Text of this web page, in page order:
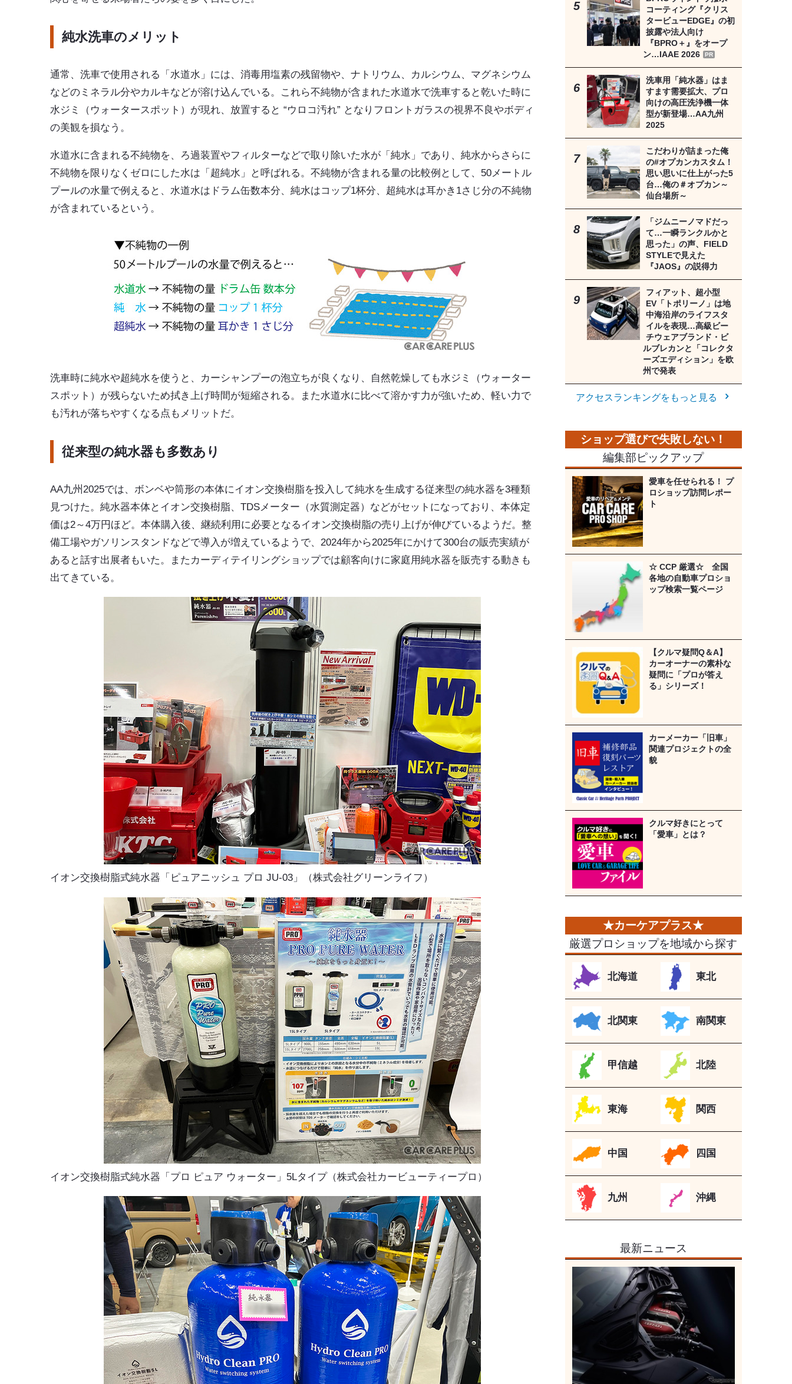
純水洗車のメリット
通常、洗車で使用される「水道水」には、消毒用塩素の残留物や、ナトリウム、カルシウム、マグネシウム
などのミネラル分やカルキなどが溶け込んでいる。これら不純物が含まれた水道水で洗車すると乾いた時に
水ジミ（ウォータースポット）が現れ、放置すると “ウロコ汚れ” となりフロントガラスの視界不良やボディ
の美観を損なう。
水道水に含まれる不純物を、ろ過装置やフィルターなどで取り除いた水が「純水」であり、純水からさらに
不純物を限りなくゼロにした水は「超純水」と呼ばれる。不純物が含まれる量の比較例として、50メートル
プールの水量で例えると、水道水はドラム缶数本分、純水はコップ1杯分、超純水は耳かき1さじ分の不純物
が含まれているという。
洗車時に純水や超純水を使うと、カーシャンプーの泡立ちが良くなり、自然乾燥しても水ジミ（ウォーター
スポット）が残らないため拭き上げ時間が短縮される。また水道水に比べて溶かす力が強いため、軽い力で
も汚れが落ちやすくなる点もメリットだ。
従来型の純水器も多数あり
AA九州2025では、ボンベや筒形の本体にイオン交換樹脂を投入して純水を生成する従来型の純水器を3種類
見つけた。純水器本体とイオン交換樹脂、TDSメーター（水質測定器）などがセットになっており、本体定
価は2～4万円ほど。本体購入後、継続利用に必要となるイオン交換樹脂の売り上げが伸びているようだ。整
備工場やガソリンスタンドなどで導入が増えているようで、2024年から2025年にかけて300台の販売実績が
あると話す出展者もいた。またカーディテイリングショップでは顧客向けに家庭用純水器を販売する動きも
出てきている。
イオン交換樹脂式純水器「ピュアニッシュ プロ JU-03」（株式会社グリーンライフ）
イオン交換樹脂式純水器「プロ ピュア ウォーター」5Lタイプ（株式会社カービューティープロ）
コーティング『クリス
タービューEDGE』の初
披露や法人向け
『BPRO＋』をオープ
ン…IAAE 2026
PR
洗車用「純水器」はま
すます需要拡大、プロ
向けの高圧洗浄機一体
型が新登場…AA九州
2025
こだわりが詰まった俺
の#オプカンカスタム！
思い思いに仕上がった5
台…俺の＃オプカン～
仙台場所～
「ジムニーノマドだっ
て…一瞬ランクルかと
思った」の声、FIELD
STYLEで見えた
『JAOS』の説得力
フィアット、超小型
EV「トポリーノ」は地
中海沿岸のライフスタ
イルを表現…高級ビー
チウェアブランド・ビ
ルブレカンと「コレクタ
ーズエディション」を欧
州で発表
アクセスランキングをもっと見る
編集部ピックアップ
愛車を任せられる！ プ
ロショップ訪問レポー
ト
☆ CCP 厳選☆ 全国
各地の自動車プロショ
ップ検索一覧ページ
【クルマ疑問Q＆A】
カーオーナーの素朴な
疑問に「プロが答え
る」シリーズ！
カーメーカー「旧車」
関連プロジェクトの全
貌
クルマ好きにとって
「愛車」とは？
厳選プロショップを地域から探す
北海道 東北
北関東 南関東
甲信越 北陸
東海 関西
中国 四国
九州 沖縄
最新ニュース